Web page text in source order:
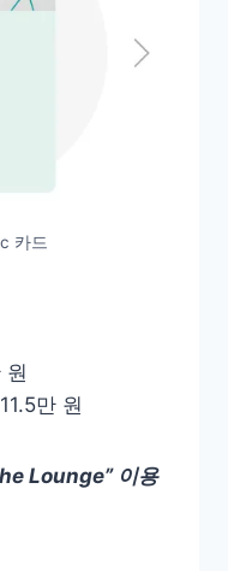
카드
원
만 원
Lounge” 이용